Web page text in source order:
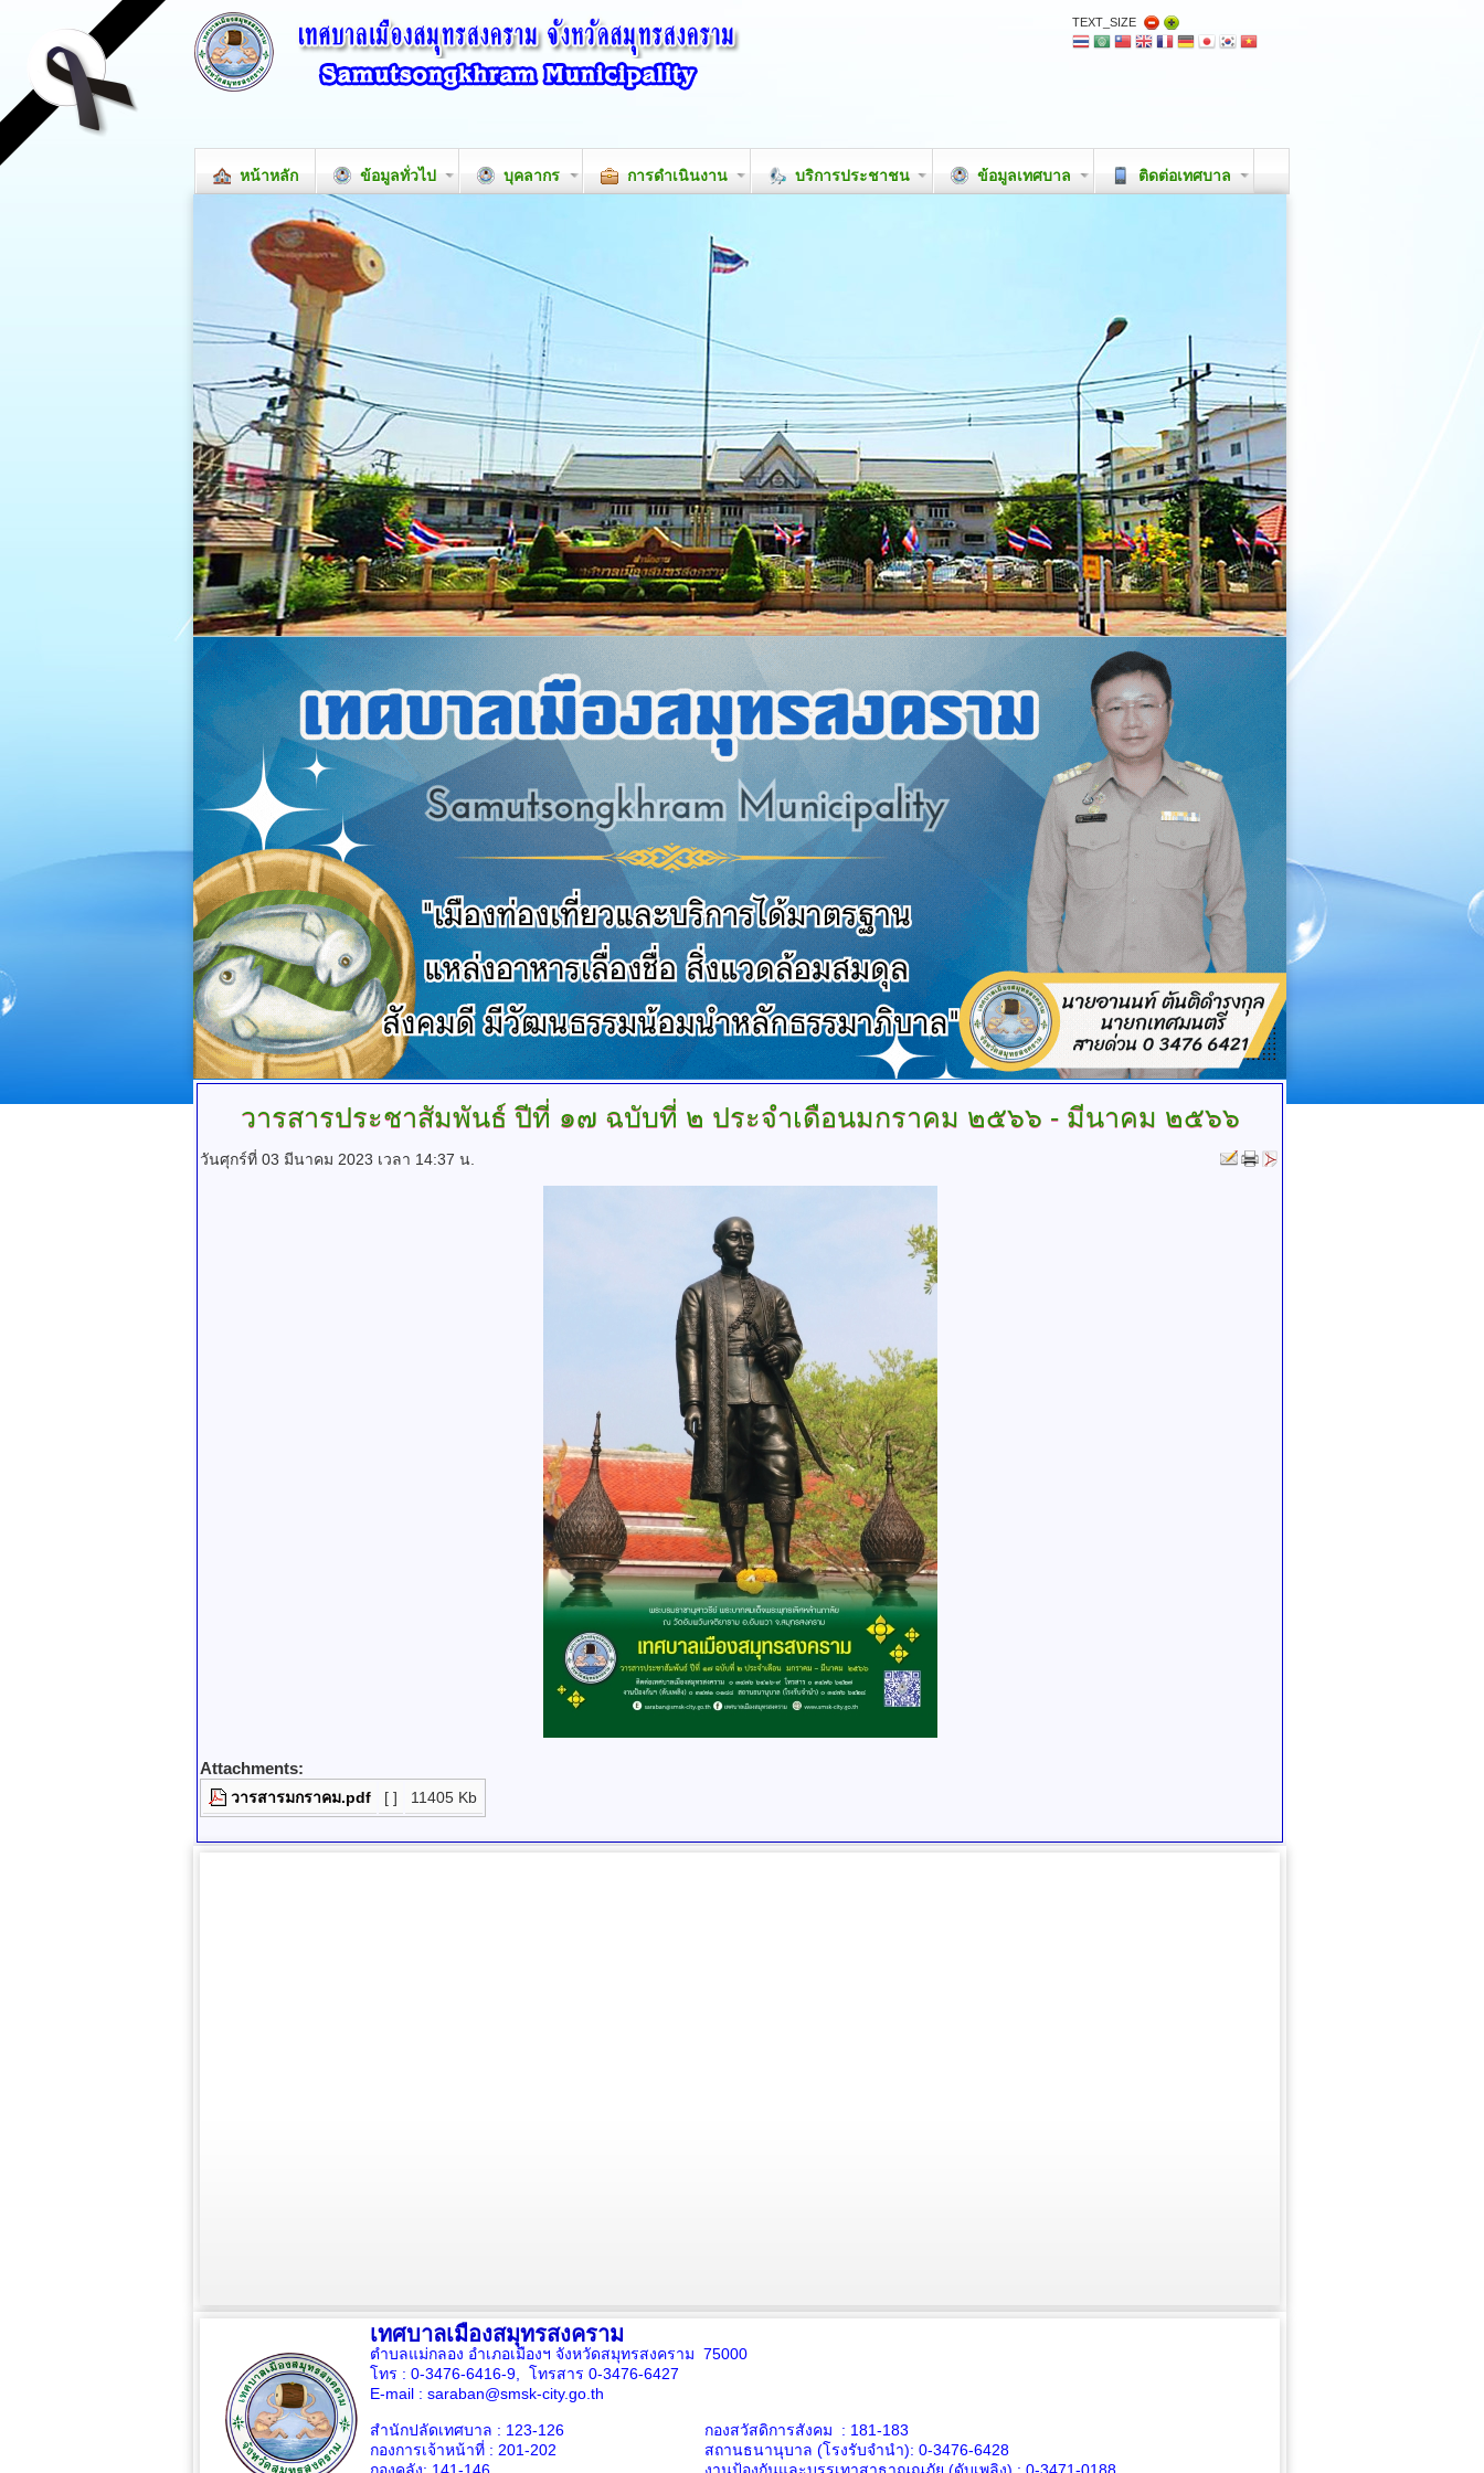
TEXT_SIZE
หน้าหลัก ข้อมูลทั่วไป บุคลากร การดำเนินงาน บริการประชาชน ข้อมูลเทศบาล ติดต่อเทศบาล
วารสารประชาสัมพันธ์ ปีที่ ๑๗ ฉบับที่ ๒ ประจำเดือนมกราคม ๒๕๖๖ - มีนาคม ๒๕๖๖
วันศุกร์ที่ 03 มีนาคม 2023 เวลา 14:37 น.
Attachments:
วารสารมกราคม.pdf [ ] 11405 Kb
เทศบาลเมืองสมุทรสงคราม
ตำบลแม่กลอง อำเภอเมืองฯ จังหวัดสมุทรสงคราม 75000
โทร : 0-3476-6416-9, โทรสาร 0-3476-6427
E-mail : saraban@smsk-city.go.th
สำนักปลัดเทศบาล : 123-126
กองการเจ้าหน้าที่ : 201-202
กองสวัสดิการสังคม : 181-183
สถานธนานุบาล (โรงรับจำนำ): 0-3476-6428